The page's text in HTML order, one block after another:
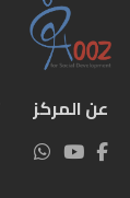
عن المركز